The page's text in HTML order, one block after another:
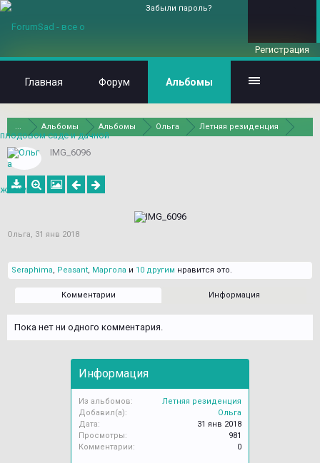
... Альбомы Альбомы Ольга Летняя резиденция
IMG_6096
Ольга, 31 янв 2018
Seraphima, Peasant, Маргола и 10 другим нравится это.
Комментарии Информация
Пока нет ни одного комментария.
Информация
Из альбомов:
Летняя резиденция
Добавил(а):
Ольга
Дата:
31 янв 2018
Просмотры:
981
Комментарии:
0
Забыли пароль?
Регистрация
Главная Форум Альбомы